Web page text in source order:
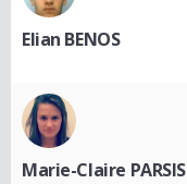
Elian BENOS
Marie-Claire PARSIS